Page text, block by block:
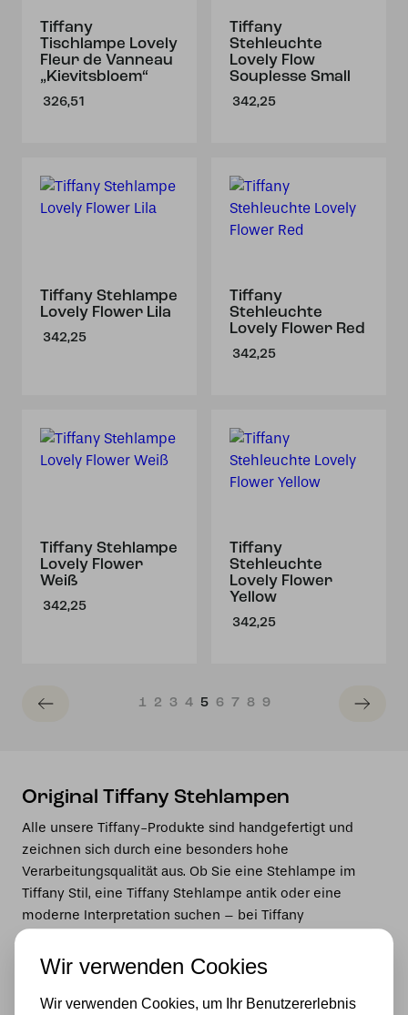
Tiffany
Tischlampe Lovely
Fleur de Vanneau
„Kievitsbloem“
326,51
Tiffany
Stehleuchte
Lovely Flow
Souplesse Small
342,25
Tiffany Stehlampe
Lovely Flower Lila
342,25
Tiffany
Stehleuchte
Lovely Flower Red
342,25
Tiffany Stehlampe
Lovely Flower
Weiß
342,25
Tiffany
Stehleuchte
Lovely Flower
Yellow
342,25
1 2 3 4 5 6 7 8 9
Original Tiffany Stehlampen
Alle unsere Tiffany-Produkte sind handgefertigt und
zeichnen sich durch eine besonders hohe
Verarbeitungsqualität aus. Ob Sie eine Stehlampe im
Tiffany Stil, eine Tiffany Stehlampe antik oder eine
moderne Interpretation suchen – bei Tiffany
Leuchten suchen, stöbern Sie doch einfach in unserem
Wir verwenden Cookies
Wir verwenden Cookies, um Ihr Benutzererlebnis